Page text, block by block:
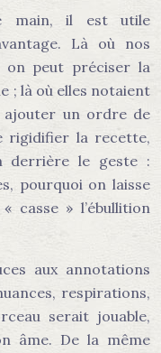
main, il est utile
Là où nos
on peut préciser la
; là où elles notaient
ajouter un ordre de
rigidifier la recette,
derrière le geste :
pourquoi on laisse
casse » l’ébullition
aux annotations
respirations,
serait jouable,
âme. De la même